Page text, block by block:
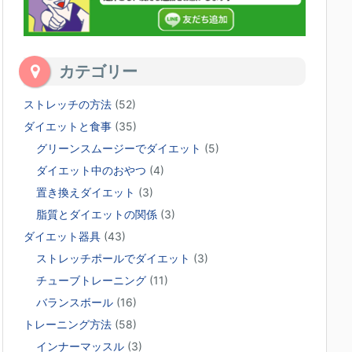
カテゴリー
ストレッチの方法 (52)
ダイエットと食事 (35)
グリーンスムージーでダイエット (5)
ダイエット中のおやつ (4)
置き換えダイエット (3)
脂質とダイエットの関係 (3)
ダイエット器具 (43)
ストレッチポールでダイエット (3)
チューブトレーニング (11)
バランスボール (16)
トレーニング方法 (58)
インナーマッスル (3)